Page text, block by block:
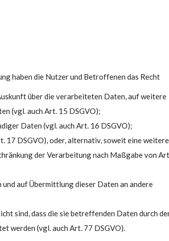
haben die Nutzer und Betroffenen das Recht
über die verarbeiteten Daten, auf weitere
(vgl. auch Art. 15 DSGVO);
Daten (vgl. auch Art. 16 DSGVO);
17 DSGVO), oder, alternativ, soweit eine weitere
der Verarbeitung nach Maßgabe von
auf Übermittlung dieser Daten an andere
sind, dass die sie betreffenden Daten durch
werden (vgl. auch Art. 77 DSGVO).